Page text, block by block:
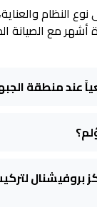
نوع النظام
أشهر مع الصيانة
عند منطقة
بروفيشنال